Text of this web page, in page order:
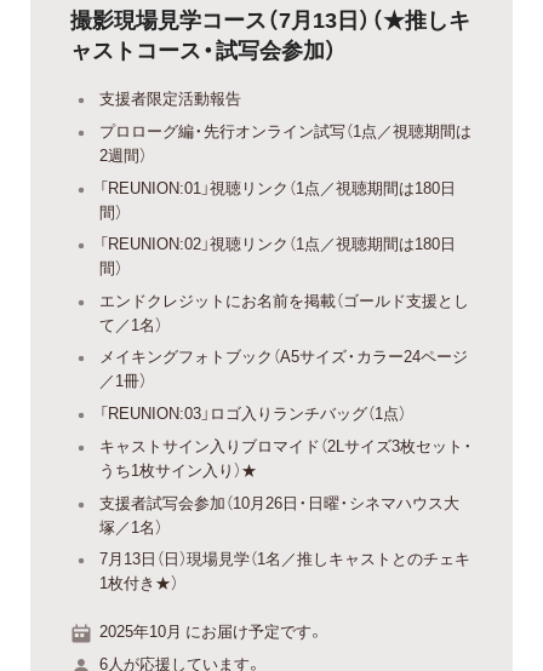
撮影現場見学コース（7月13日）（★推しキ
ャストコース・試写会参加）
支援者限定活動報告
プロローグ編・先行オンライン試写（1点／視聴期間は
2週間）
「REUNION:01」視聴リンク（1点／視聴期間は180日
間）
「REUNION:02」視聴リンク（1点／視聴期間は180日
間）
エンドクレジットにお名前を掲載（ゴールド支援とし
て／1名）
メイキングフォトブック（A5サイズ・カラー24ページ
／1冊）
「REUNION:03」ロゴ入りランチバッグ（1点）
キャストサイン入りブロマイド（2Lサイズ3枚セット・
うち1枚サイン入り）★
支援者試写会参加（10月26日・日曜・シネマハウス大
塚／1名）
7月13日（日）現場見学（1名／推しキャストとのチェキ
1枚付き★）
2025年10月 にお届け予定です。
6人が応援しています。